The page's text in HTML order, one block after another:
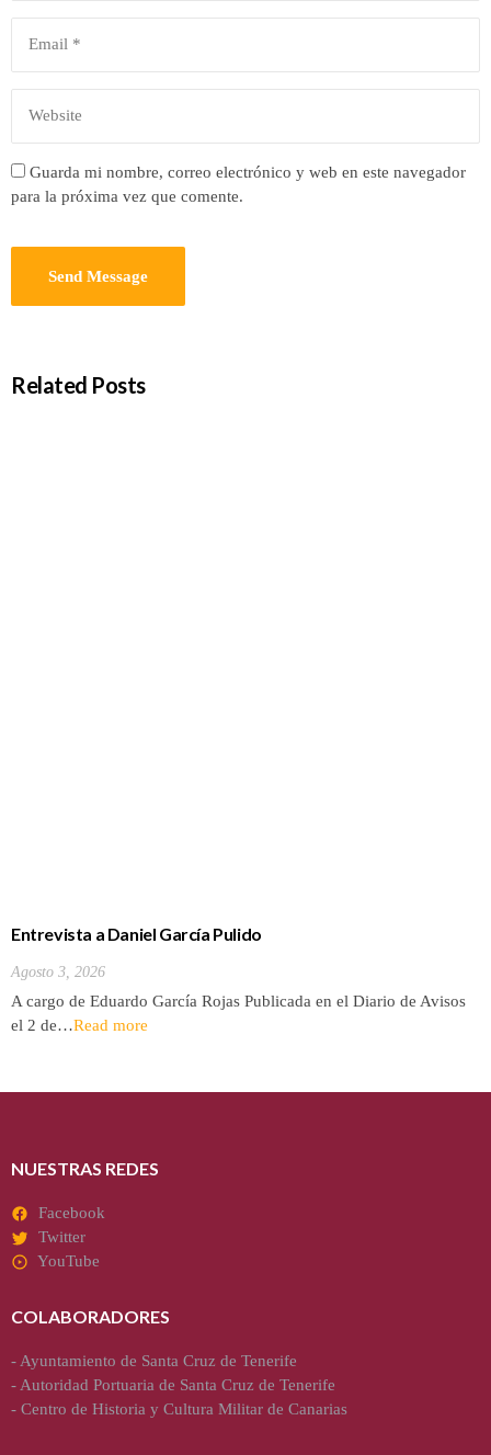
Guarda mi nombre, correo electrónico y web en este navegador
para la próxima vez que comente.
Related Posts
Entrevista a Daniel García Pulido
Agosto 3, 2026
A cargo de Eduardo García Rojas Publicada en el Diario de Avisos
el 2 de…Read more
NUESTRAS REDES
Facebook
Twitter
YouTube
COLABORADORES
- Ayuntamiento de Santa Cruz de Tenerife
- Autoridad Portuaria de Santa Cruz de Tenerife
- Centro de Historia y Cultura Militar de Canarias